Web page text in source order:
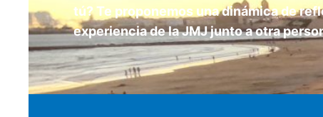
tú? Te proponemos una dinámica de
experiencia de la JMJ junto a otra